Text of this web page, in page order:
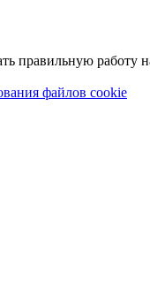
правильную работу
файлов cookie